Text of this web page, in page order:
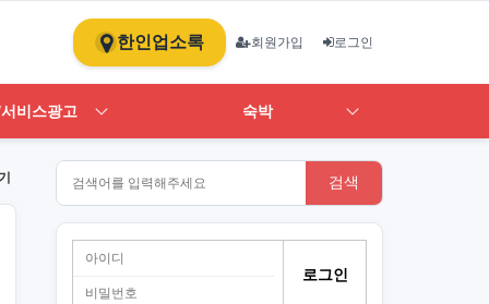
한인업소록 회원가입 로그인
비스광고 숙박
검색